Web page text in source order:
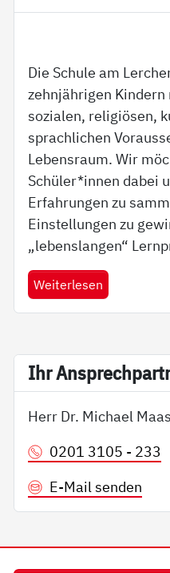
Die Schule am
zehnjährigen
sozialen, religiösen,
sprachlichen
Lebensraum. Wir
Schüler*innen dabei
Erfahrungen zu
Einstellungen zu
„lebenslangen“
Weiterlesen
Ihr
Herr Dr. Michael Maas
0201 3105 - 233
E-Mail senden